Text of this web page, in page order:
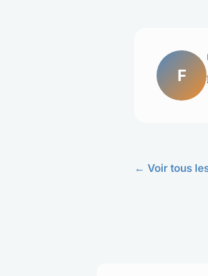
F
← Voir tous